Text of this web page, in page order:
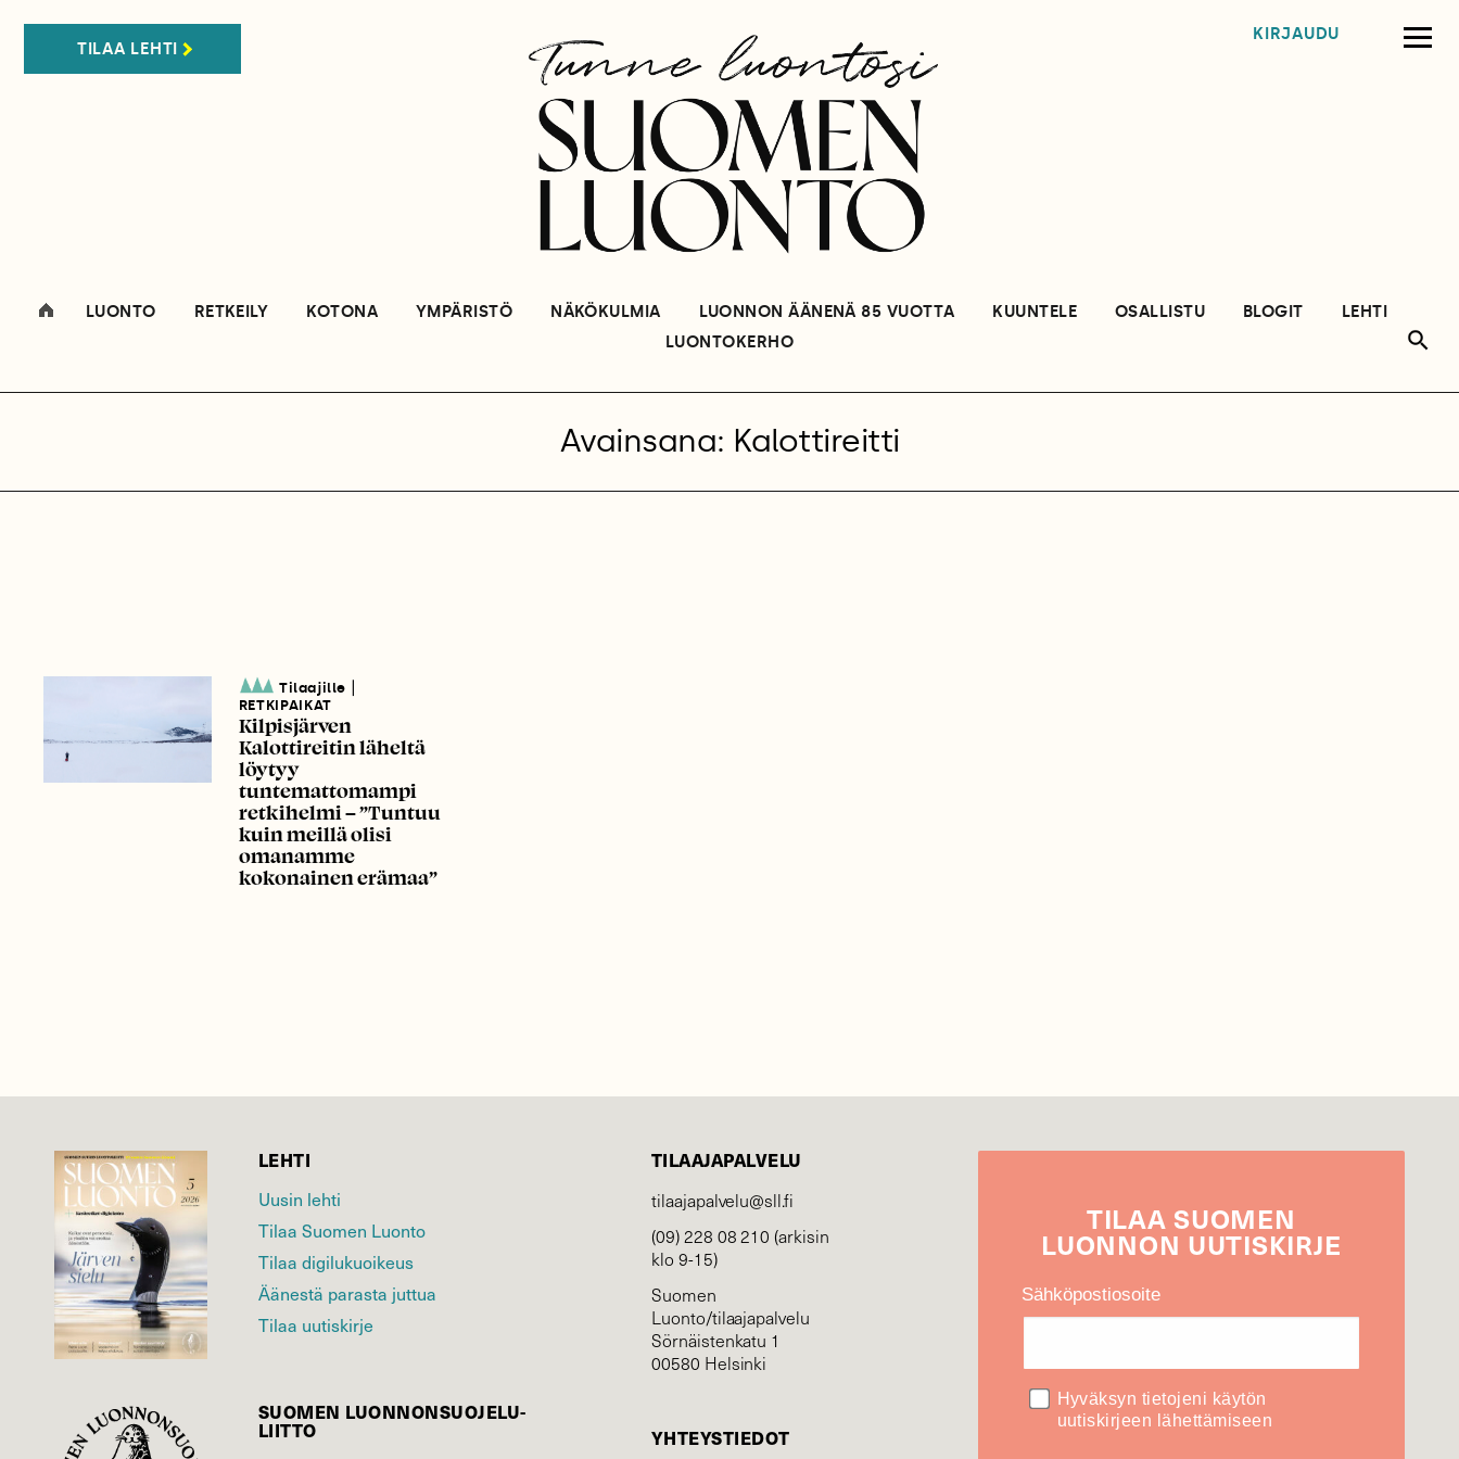
TILAA LEHTI
KIRJAUDU
LUONTO RETKEILY KOTONA YMPÄRISTÖ NÄKÖKULMIA LUONNON ÄÄNENÄ 85 VUOTTA KUUNTELE OSALLISTU BLOGIT
LEHTI
LUONTOKERHO
Avainsana: Kalottireitti
Tilaajille
RETKIPAIKAT
Kilpisjärven
Kalottireitin läheltä
löytyy
tuntemattomampi
retkihelmi – ”Tuntuu
kuin meillä olisi
omanamme
kokonainen erämaa”
LEHTI
Uusin lehti
Tilaa Suomen Luonto
Tilaa digilukuoikeus
Äänestä parasta juttua
Tilaa uutiskirje
SUOMEN LUONNON­SUOJELU­
LIITTO
TILAAJAPALVELU
tilaajapalvelu@sll.fi
(09) 228 08 210 (arkisin
klo 9-15)
Suomen
Luonto/tilaajapalvelu
Sörnäistenkatu 1
00580 Helsinki
YHTEYSTIEDOT
TILAASUOMEN
LUONNON UUTIS­KIRJE
Sähköpostiosoite
Hyväksyn tietojeni käytön
uutiskirjeen lähettämiseen